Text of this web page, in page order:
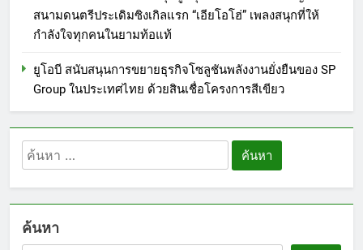
สนามดนตรีประเดิมซิงเกิลแรก “เอียโอโฮ่” เพลงสนุกที่ให้
กำลังใจทุกคนในยามท้อแท้
ยูโอบี สนับสนุนการขยายธุรกิจโซลูชันพลังงานยั่งยืนของ SP
Group ในประเทศไทย ด้วยสินเชื่อโครงการสีเขียว
ค้นหา
สำหรับ:
ค้นหา